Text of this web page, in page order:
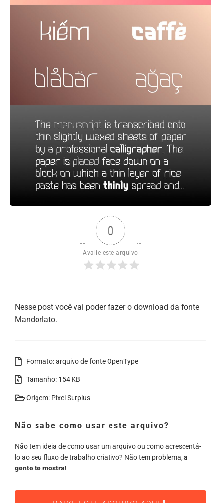
0
Avalie este arquivo
Nesse post você vai poder fazer o download da fonte
Mandorlato.
Formato: arquivo de fonte OpenType
Tamanho: 154 KB
Origem: Pixel Surplus
Não sabe como usar este arquivo?
Não tem ideia de como usar um arquivo ou como acrescentá-
lo ao seu fluxo de trabalho criativo? Não tem problema, a
gente te mostra!